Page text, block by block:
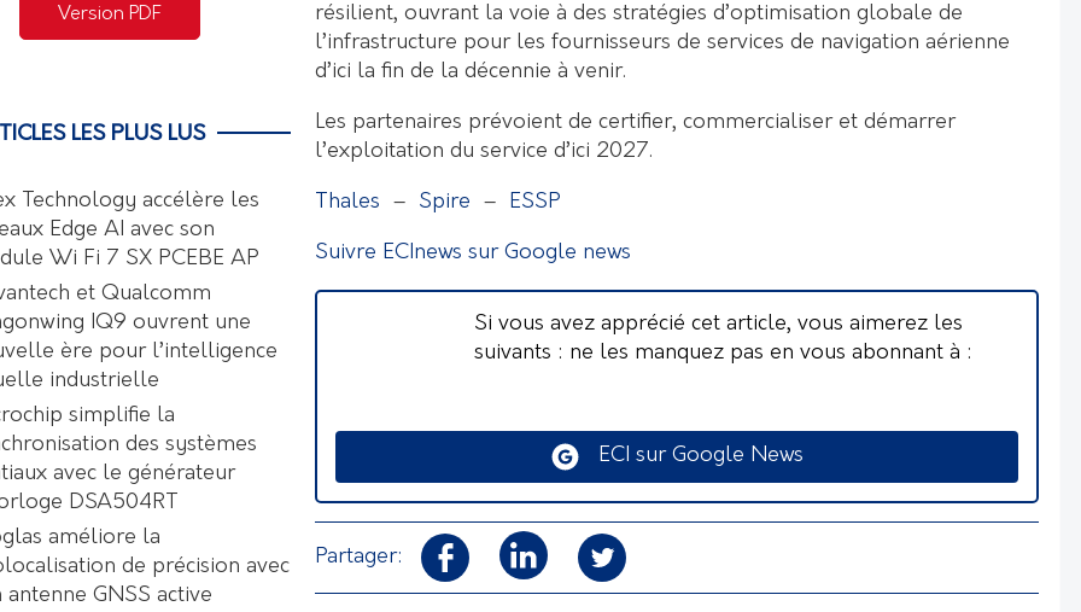
résilient, ouvrant la voie à des stratégies d’optimisation globale de
l’infrastructure pour les fournisseurs de services de navigation aérienne
d’ici la fin de la décennie à venir.
Les partenaires prévoient de certifier, commercialiser et démarrer
l’exploitation du service d’ici 2027.
Thales – Spire – ESSP
Suivre ECInews sur Google news
Si vous avez apprécié cet article, vous aimerez les
suivants : ne les manquez pas en vous abonnant à :
ECI sur Google News
Partager:
Version PDF
LES PLUS LUS
Technology accélère les
Edge AI avec son
Wi Fi 7 SX PCEBE AP
et Qualcomm
IQ9 ouvrent une
ère pour l’intelligence
industrielle
simplifie la
des systèmes
avec le générateur
DSA504RT
améliore la
de précision avec
antenne GNSS active